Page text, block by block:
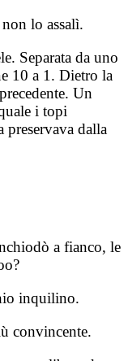
lo assalì.
Separata da uno
10 a 1. Dietro la
Un
i topi
preservava dalla
a fianco, le
inquilino.
convincente.